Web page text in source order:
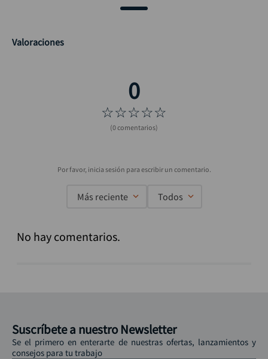
Valoraciones
☆☆☆☆☆
(0 comentarios)
Más reciente Todos
No hay comentarios.
Suscríbete a nuestro Newsletter
Se el primero en enterarte de nuestras ofertas, lanzamientos y
consejos para tu trabajo